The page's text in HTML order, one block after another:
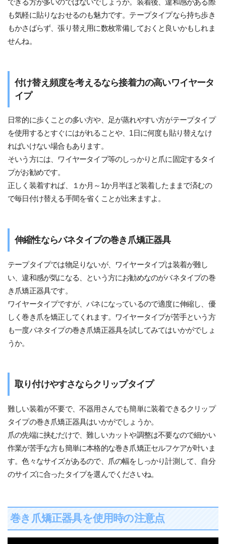
できる方が多いのではないでしょうか。装着後、違和感がある際
も気軽に貼りなおせるのも魅力です。テープタイプなら持ち歩き
もかさばらず、張り替え用に数枚常備しておくと良いかもしれま
せんね。
付け替え頻度を考えるなら接着力の高いワイヤータ
イプ
日常的に歩くことの多い方や、足が蒸れやすい方がテープタイプ
を使用するとすぐにはがれることや、1日に何度も貼り替えなけ
ればいけない場合もあります。
そいう方には、ワイヤータイプ等のしっかりと爪に固定するタイ
プがお勧めです。
正しく装着すれば、１か月～1か月半ほど装着したままで済むの
で毎日付け替える手間を省くことが出来ますよ。
伸縮性ならバネタイプの巻き爪矯正器具
テープタイプでは物足りないが、ワイヤータイプは装着が難し
い、違和感が気になる、という方にお勧めなのがバネタイプの巻
き爪矯正器具です。
ワイヤータイプですが、バネになっているので適度に伸縮し、優
しく巻き爪を矯正してくれます。ワイヤータイプが苦手という方
も一度バネタイプの巻き爪矯正器具を試してみてはいかがでしょ
うか。
取り付けやすさならクリップタイプ
難しい装着が不要で、不器用さんでも簡単に装着できるクリップ
タイプの巻き爪矯正器具はいかがでしょうか。
爪の先端に挟むだけで、難しいカットや調整は不要なので細かい
作業が苦手な方も簡単に本格的な巻き爪矯正セルフケアが叶いま
す。色々なサイズがあるので、爪の幅をしっかり計測して、自分
のサイズに合ったタイプを選んでくださいね。
巻き爪矯正器具を使用時の注意点